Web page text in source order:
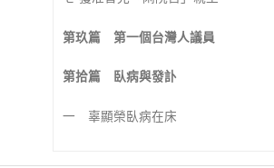
第玖篇 第一個台灣人議員
第拾篇 臥病與發訃
一 辜顯榮臥病在床